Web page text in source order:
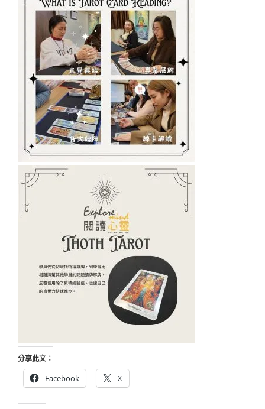
分享此文：
Facebook
X